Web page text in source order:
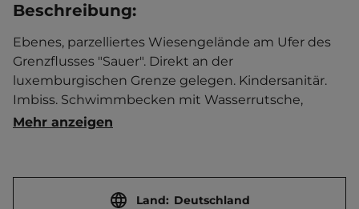
Beschreibung:
Ebenes, parzelliertes Wiesengelände am Ufer des
Grenzflusses "Sauer". Direkt an der
luxemburgischen Grenze gelegen. Kindersanitär.
Imbiss. Schwimmbecken mit Wasserrutsche,
Wasserpilz und Wasserspeier. Kids-Club.
empfohlen. Boulebahn. E-Bike Ladestation und E-
Bike-Verleih.   Separater Jugendplatz.
Mehr anzeigen
Land: Deutschland